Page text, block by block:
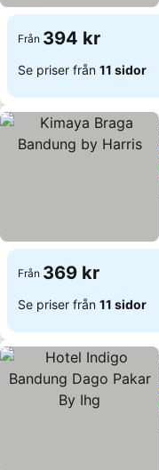
Från 394 kr
Se priser från 11 sidor
Från 369 kr
Se priser från 11 sidor